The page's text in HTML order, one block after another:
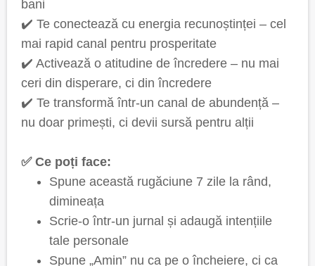
bani
✔️ Te conectează cu energia recunoștinței – cel
mai rapid canal pentru prosperitate
✔️ Activează o atitudine de încredere – nu mai
ceri din disperare, ci din încredere
✔️ Te transformă într-un canal de abundență –
nu doar primești, ci devii sursă pentru alții
✅ Ce poți face:
Spune această rugăciune 7 zile la rând,
dimineața
Scrie-o într-un jurnal și adaugă intențiile
tale personale
Spune „Amin” nu ca pe o încheiere, ci ca